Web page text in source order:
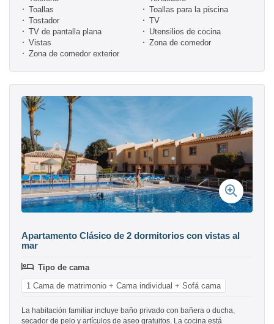
Toallas
Toallas para la piscina
Tostador
TV
TV de pantalla plana
Utensilios de cocina
Vistas
Zona de comedor
Zona de comedor exterior
Apartamento Clásico de 2 dormitorios con vistas al
mar
Tipo de cama
1 Cama de matrimonio + Cama individual + Sofá cama
La habitación familiar incluye baño privado con bañera o ducha,
secador de pelo y artículos de aseo gratuitos. La cocina está